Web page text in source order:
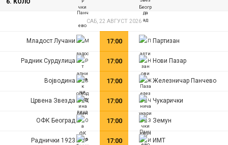
6. КОЛО
САБ, 22 АВГУСТ 2026
Младост Лучани 17:00 Партизан
Радник Сурдулица 17:00 Нови Пазар
Војводина 17:00 Железничар Панчево
Црвена Звезда 17:00 Чукарички
ОФК Београд 17:00 Земун
Раднички 1923 17:00 ИМТ